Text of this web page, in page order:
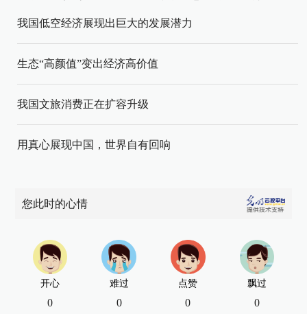
我国低空经济展现出巨大的发展潜力
生态“高颜值”变出经济高价值
我国文旅消费正在扩容升级
用真心展现中国，世界自有回响
您此时的心情
开心
0
难过
0
点赞
0
飘过
0